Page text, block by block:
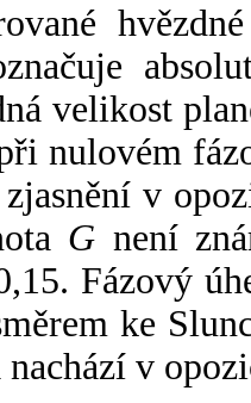
velikost
nulovém
v
G není
Fázový
ke
nachází v